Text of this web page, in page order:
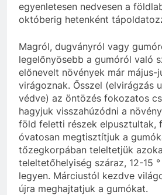
egyenletesen nedvesen a
októberig hetenként
Magról, dugványról vagy
legelőnyösebb a gumóról való
előnevelt növények már május-
virágoznak. Ősszel (elvirágzás
védve) az öntözés fokozatos
hagyjuk visszahúzódni a
föld feletti részek elpusztultak,
óvatosan megtisztítjuk a
tőzegkorpában teleltetjük
teleltetőhelyiség száraz, 12-15
legyen. Márciustól kezdve
újra meghajtatjuk a gumókat.